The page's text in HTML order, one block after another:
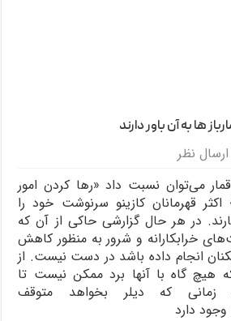
ارسال نظر
می‌توان نسبت داد «رها کردن امور
قهرمانان کازینو سرنوشت خود را
در هر حال گزارشی حاکی از آن که
خرابکارانه و شرور به منظور کاهش
انجام داده باشد در دست نیست. از
هیچ گاه با آنها برد ممکن نیست تا
که دیلر بخواهد متوقف
وجود دارد